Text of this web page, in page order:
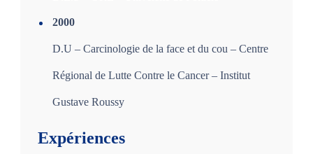
2000
D.U – Carcinologie de la face et du cou – Centre
Régional de Lutte Contre le Cancer – Institut
Gustave Roussy
Expériences